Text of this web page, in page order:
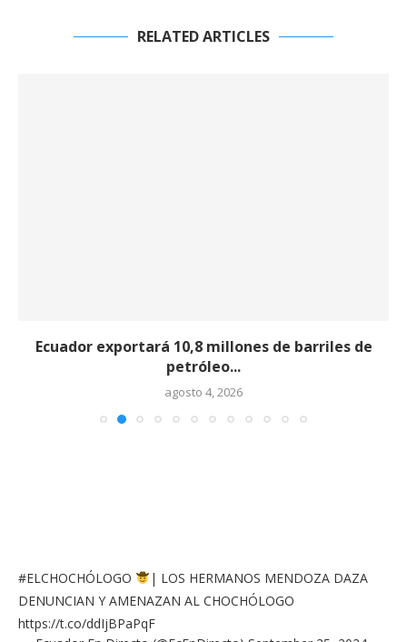
RELATED ARTICLES
Ecuador exportará 10,8 millones de barriles de
petróleo...
agosto 4, 2026
#ELCHOCHÓLOGO
| LOS HERMANOS MENDOZA DAZA
DENUNCIAN Y AMENAZAN AL CHOCHÓLOGO
https://t.co/ddIjBPaPqF